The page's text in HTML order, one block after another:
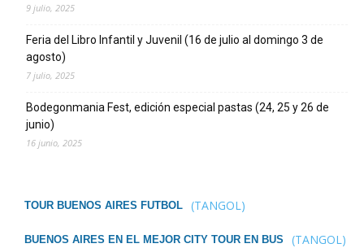
9 julio, 2025
Feria del Libro Infantil y Juvenil (16 de julio al domingo 3 de
agosto)
7 julio, 2025
Bodegonmania Fest, edición especial pastas (24, 25 y 26 de
junio)
16 junio, 2025
TOUR BUENOS AIRES FUTBOL (TANGOL)
BUENOS AIRES EN EL MEJOR CITY TOUR EN BUS (TANGOL)